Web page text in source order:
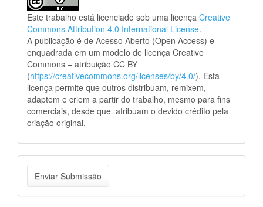
Este trabalho está licenciado sob uma licença Creative
Commons Attribution 4.0 International License.
A publicação é de Acesso Aberto (Open Access) e
enquadrada em um modelo de licença Creative
Commons – atribuição CC BY
(https://creativecommons.org/licenses/by/4.0/). Esta
licença permite que outros distribuam, remixem,
adaptem e criem a partir do trabalho, mesmo para fins
comerciais, desde que atribuam o devido crédito pela
criação original.
Enviar
Submissão
Enviar Submissão